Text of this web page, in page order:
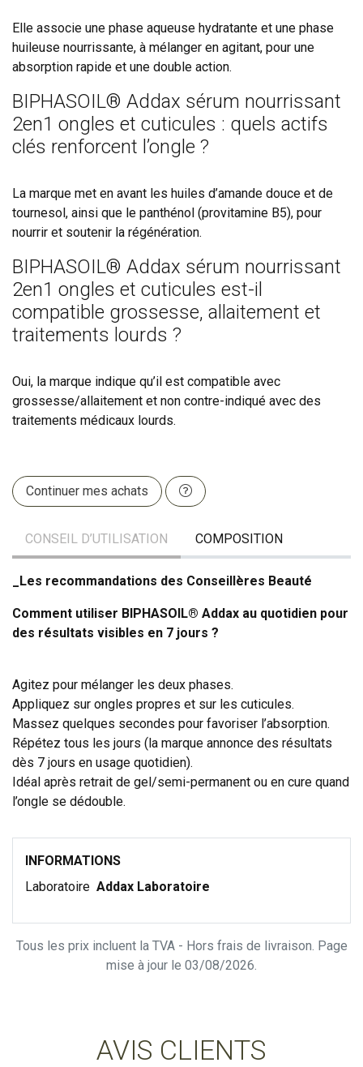
Elle associe une phase aqueuse hydratante et une phase
huileuse nourrissante, à mélanger en agitant, pour une
absorption rapide et une double action.
BIPHASOIL® Addax sérum nourrissant
2en1 ongles et cuticules : quels actifs
clés renforcent l’ongle ?
La marque met en avant les huiles d’amande douce et de
tournesol, ainsi que le panthénol (provitamine B5), pour
nourrir et soutenir la régénération.
BIPHASOIL® Addax sérum nourrissant
2en1 ongles et cuticules est-il
compatible grossesse, allaitement et
traitements lourds ?
Oui, la marque indique qu’il est compatible avec
grossesse/allaitement et non contre-indiqué avec des
traitements médicaux lourds.
Continuer mes achats
CONSEIL D’UTILISATION COMPOSITION
_Les recommandations des Conseillères Beauté
Comment utiliser BIPHASOIL® Addax au quotidien pour
des résultats visibles en 7 jours ?
Agitez pour mélanger les deux phases.
Appliquez sur ongles propres et sur les cuticules.
Massez quelques secondes pour favoriser l’absorption.
Répétez tous les jours (la marque annonce des résultats
dès 7 jours en usage quotidien).
Idéal après retrait de gel/semi-permanent ou en cure quand
l’ongle se dédouble.
INFORMATIONS
Laboratoire Addax Laboratoire
Tous les prix incluent la TVA - Hors frais de livraison. Page
mise à jour le 03/08/2026.
AVIS CLIENTS